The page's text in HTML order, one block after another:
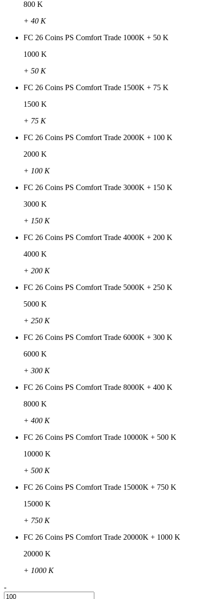
800 K
+ 40 K
FC 26 Coins PS Comfort Trade 1000K + 50 K
1000 K
+ 50 K
FC 26 Coins PS Comfort Trade 1500K + 75 K
1500 K
+ 75 K
FC 26 Coins PS Comfort Trade 2000K + 100 K
2000 K
+ 100 K
FC 26 Coins PS Comfort Trade 3000K + 150 K
3000 K
+ 150 K
FC 26 Coins PS Comfort Trade 4000K + 200 K
4000 K
+ 200 K
FC 26 Coins PS Comfort Trade 5000K + 250 K
5000 K
+ 250 K
FC 26 Coins PS Comfort Trade 6000K + 300 K
6000 K
+ 300 K
FC 26 Coins PS Comfort Trade 8000K + 400 K
8000 K
+ 400 K
FC 26 Coins PS Comfort Trade 10000K + 500 K
10000 K
+ 500 K
FC 26 Coins PS Comfort Trade 15000K + 750 K
15000 K
+ 750 K
FC 26 Coins PS Comfort Trade 20000K + 1000 K
20000 K
+ 1000 K
-